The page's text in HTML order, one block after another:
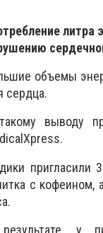
литра
объемы
сердца.
выводу
пригласили
с кофеином,
у